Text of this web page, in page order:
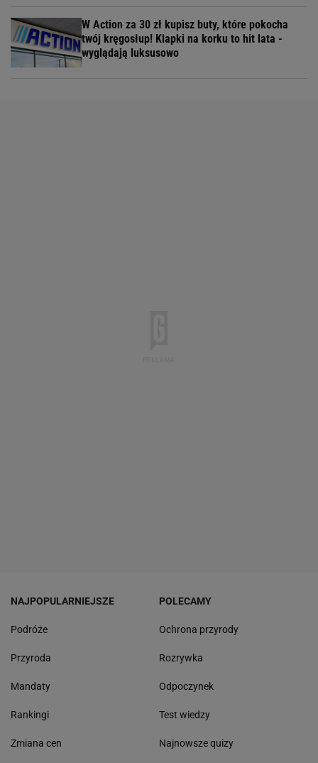
W Action za 30 zł kupisz buty, które pokocha
twój kręgosłup! Klapki na korku to hit lata -
wyglądają luksusowo
NAJPOPULARNIEJSZE
Podróże
Przyroda
Mandaty
Rankingi
Zmiana cen
POLECAMY
Ochrona przyrody
Rozrywka
Odpoczynek
Test wiedzy
Najnowsze quizy